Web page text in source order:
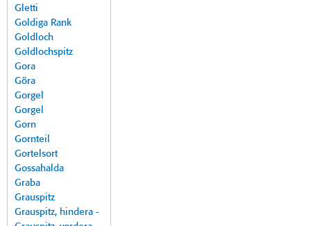
Gletti
Goldiga Rank
Goldloch
Goldlochspitz
Gora
Göra
Gorgel
Gorgel
Gorn
Gornteil
Gortelsort
Gossahalda
Graba
Grauspitz
Grauspitz, hindera -